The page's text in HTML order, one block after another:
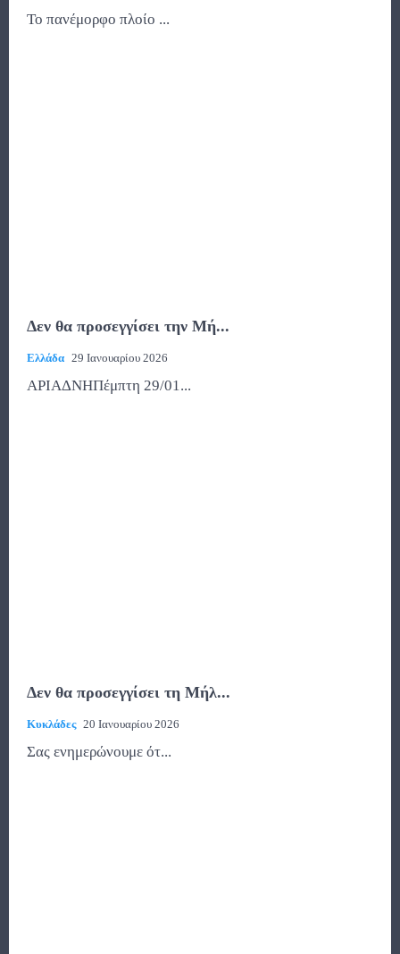
Το πανέμορφο πλοίο ...
Δεν θα προσεγγίσει την Μή...
Ελλάδα 29 Ιανουαρίου 2026
ΑΡΙΑΔΝΗΠέμπτη 29/01...
Δεν θα προσεγγίσει τη Μήλ...
Κυκλάδες 20 Ιανουαρίου 2026
Σας ενημερώνουμε ότ...